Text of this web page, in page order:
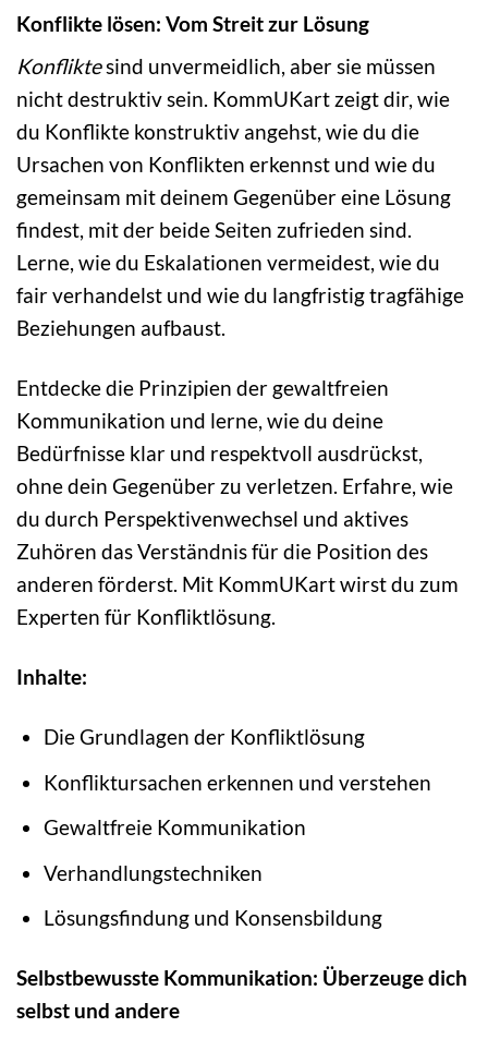
Konflikte lösen: Vom Streit zur Lösung
Konfliktesind unvermeidlich, aber sie müssen
nicht destruktiv sein. KommUKart zeigt dir, wie
du Konflikte konstruktiv angehst, wie du die
Ursachen von Konflikten erkennst und wie du
gemeinsam mit deinem Gegenüber eine Lösung
findest, mit der beide Seiten zufrieden sind.
Lerne, wie du Eskalationen vermeidest, wie du
fair verhandelst und wie du langfristig tragfähige
Beziehungen aufbaust.
Entdecke die Prinzipien der gewaltfreien
Kommunikation und lerne, wie du deine
Bedürfnisse klar und respektvoll ausdrückst,
ohne dein Gegenüber zu verletzen. Erfahre, wie
du durch Perspektivenwechsel und aktives
Zuhören das Verständnis für die Position des
anderen förderst. Mit KommUKart wirst du zum
Experten für Konfliktlösung.
Inhalte:
Die Grundlagen der Konfliktlösung
Konfliktursachen erkennen und verstehen
Gewaltfreie Kommunikation
Verhandlungstechniken
Lösungsfindung und Konsensbildung
Selbstbewusste Kommunikation: Überzeuge dich
selbst und andere